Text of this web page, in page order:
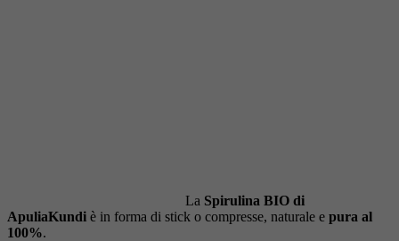
La Spirulina BIO di
ApuliaKundi è in forma di stick o compresse, naturale e pura al
100%.